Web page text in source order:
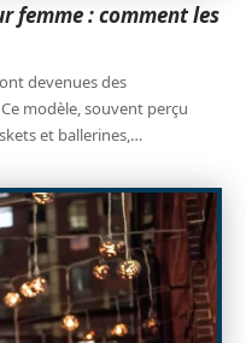
femme : comment les
devenues des
modèle, souvent perçu
et ballerines,…